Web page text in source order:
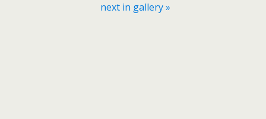
next in gallery »